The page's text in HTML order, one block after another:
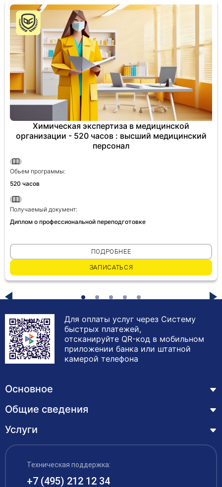
Химическая экспертиза в медицинской
организации - 520 часов : высший медицинский
персонал
Обьем программы:
520 часов
Получаемый документ:
Диплом о профессиональной переподготовке
ПОДРОБНЕЕ
ЗАПИСАТЬСЯ
Для оплаты услуг через Систему
быстрых платежей,
отсканируйте QR-код в мобильном
приложении банка или штатной
камерой телефона
Основное
Курсы
Лицензия
Обучающимся
Акции
Общие сведения
Основные сведения
Структура и органы управления образовательной
организацией
Документы
Услуги
Профессиональная переподготовка
Курсы повышения квалификации – дистанционное
обучение с выдачей удостоверения
Техническая поддержка:
+7 (495) 212 12 34